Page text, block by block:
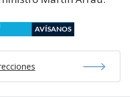
AVÍSANOS